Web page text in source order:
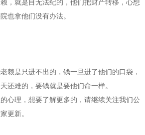
，就是目无法纪的，他们把财产转移，心想
也拿他们没有办法。
赖是只进不出的，钱一旦进了他们的口袋，
还难的，要钱就是要他们命一样。
心理，想要了解更多的，请继续关注我们公
更新。